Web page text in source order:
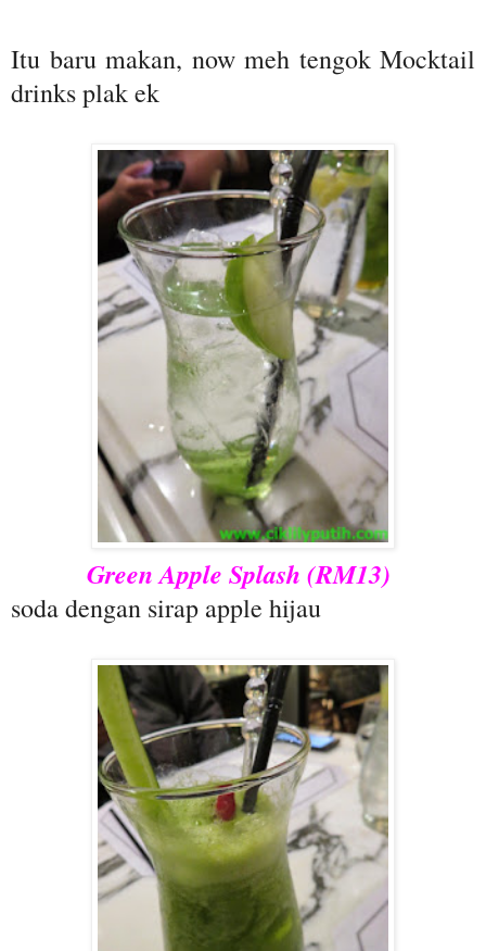
Itu baru makan, now meh tengok Mocktail
drinks plak ek
Green Apple Splash (RM13)
soda dengan sirap apple hijau